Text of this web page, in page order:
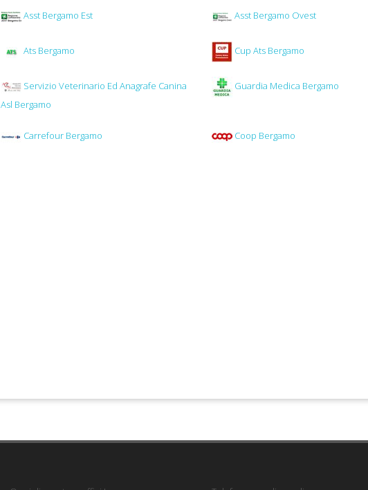
Asst Bergamo Est Asst Bergamo Ovest
Ats Bergamo Cup Ats Bergamo
Servizio Veterinario Ed Anagrafe Canina
Asl Bergamo
Guardia Medica Bergamo
Carrefour Bergamo Coop Bergamo